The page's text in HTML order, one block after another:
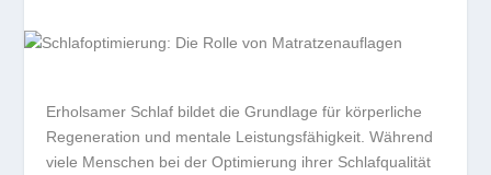
Erholsamer Schlaf bildet die Grundlage für körperliche
Regeneration und mentale Leistungsfähigkeit. Während
viele Menschen bei der Optimierung ihrer Schlafqualität